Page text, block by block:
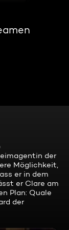
der
Möglichkeit,
er in dem
er Clare am
Plan: Quale
der